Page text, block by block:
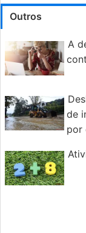
Outros
A
de
por